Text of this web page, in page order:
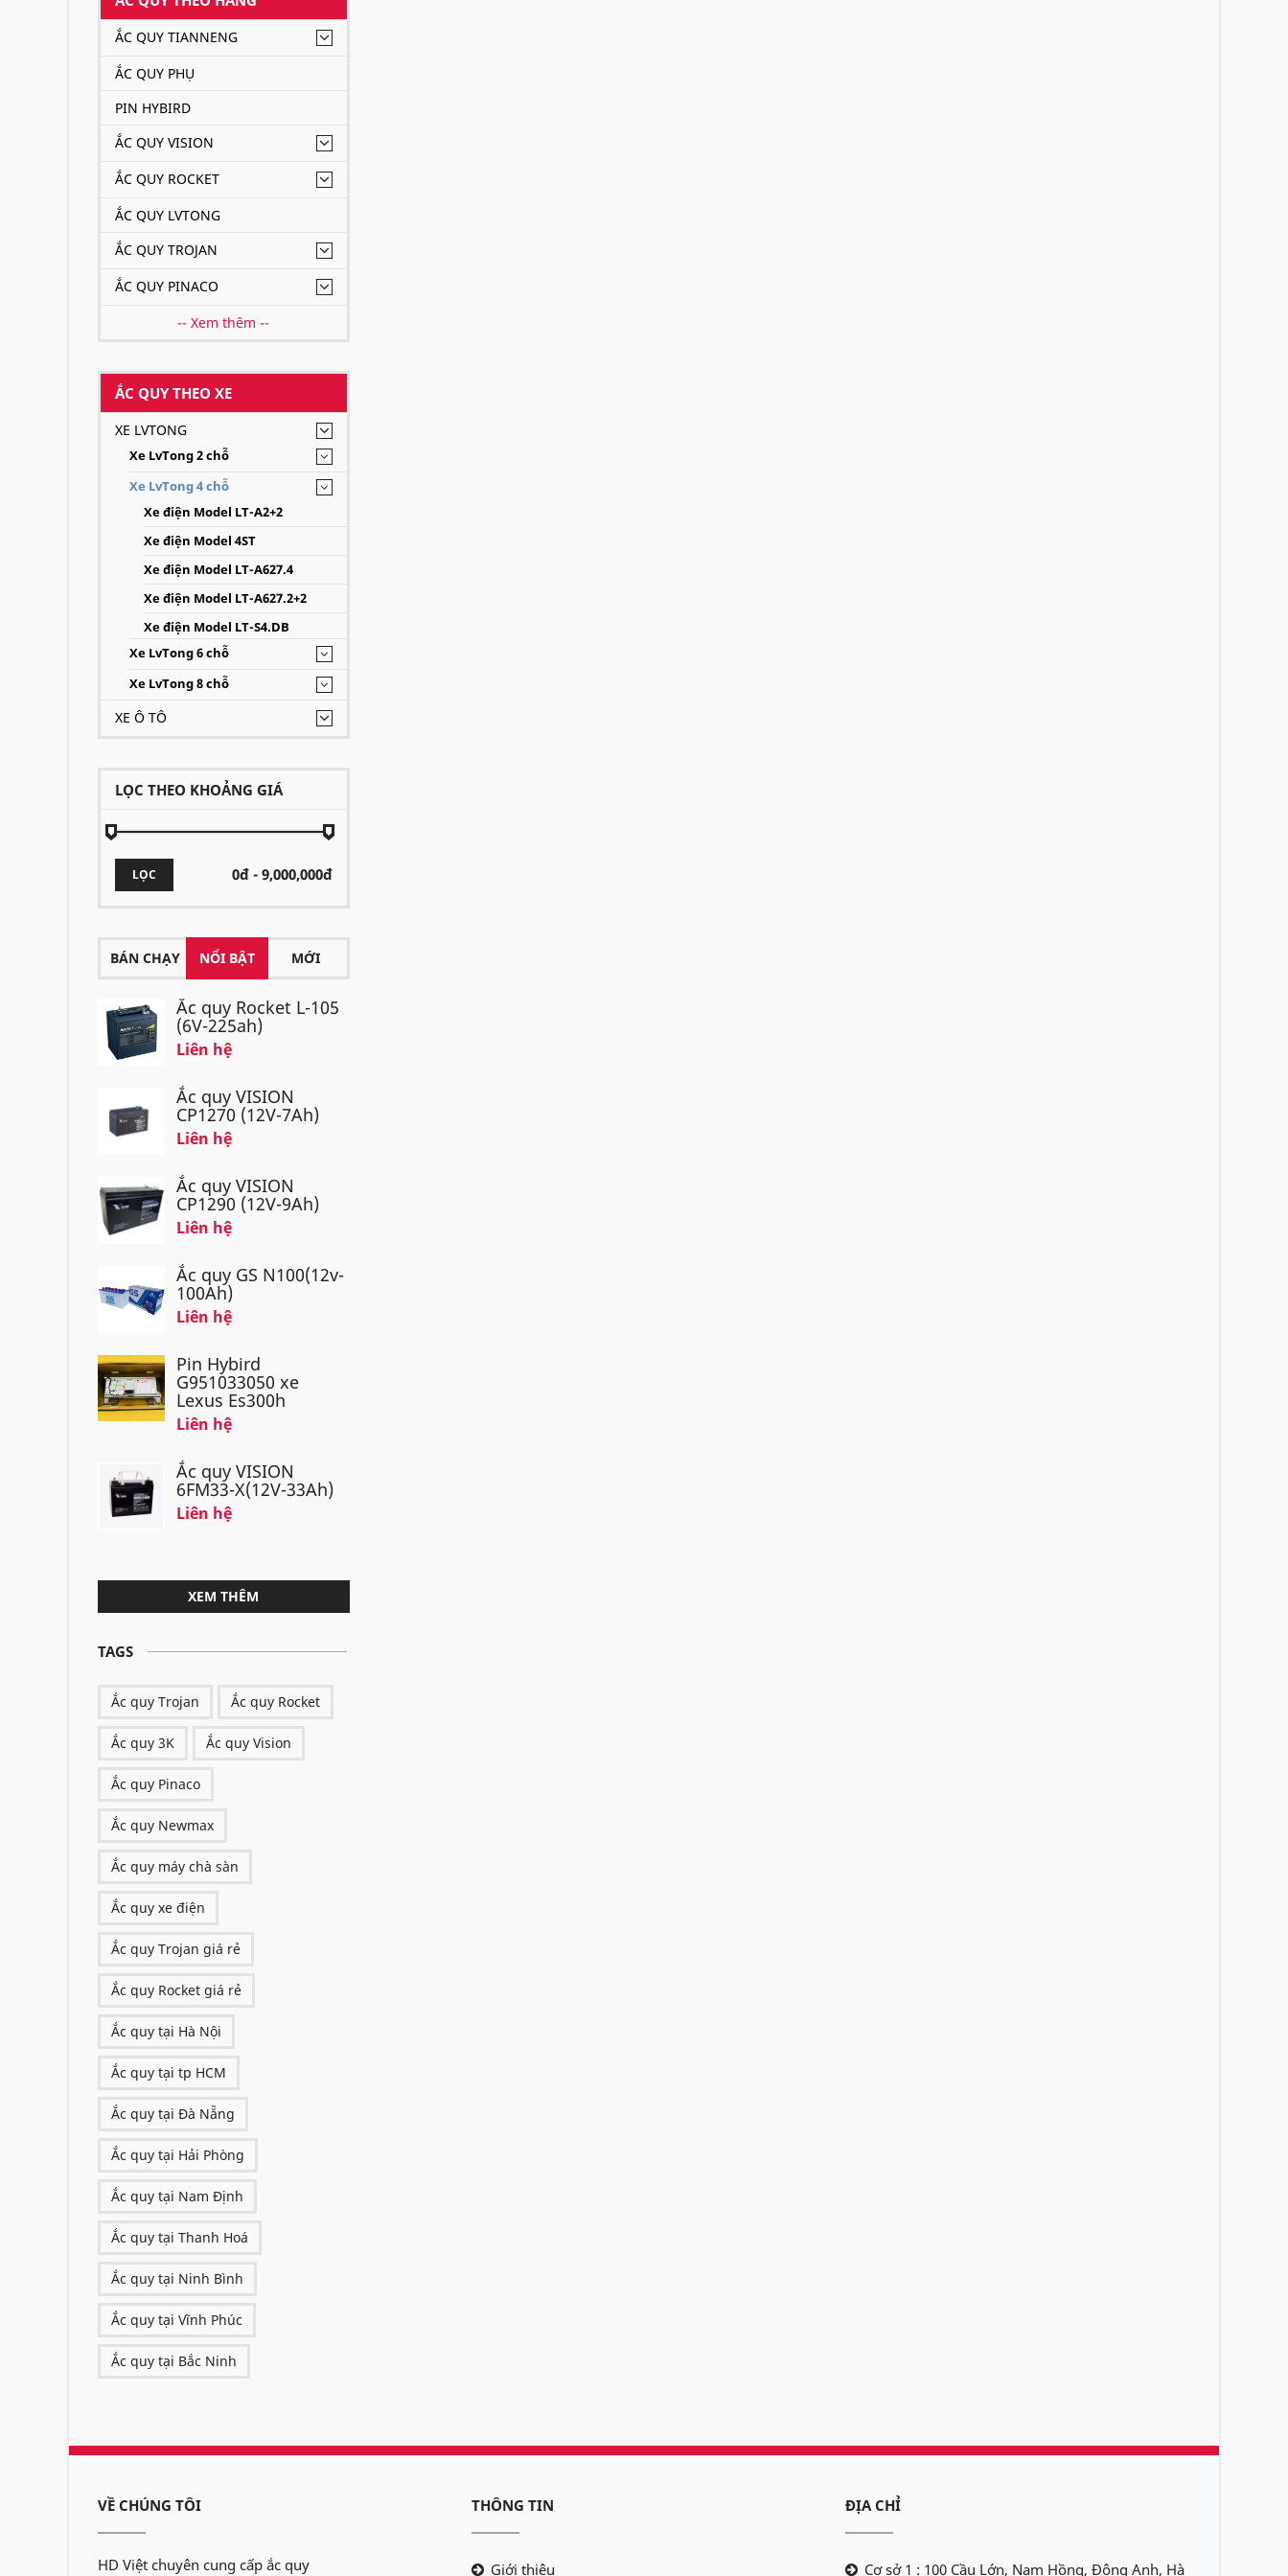
ẮC QUY TIANNENG
ẮC QUY PHỤ
PIN HYBIRD
ẮC QUY VISION
ẮC QUY ROCKET
ẮC QUY LVTONG
ẮC QUY TROJAN
ẮC QUY PINACO
-- Xem thêm --
ẮC QUY THEO XE
XE LVTONG
Xe LvTong 2 chỗ
Xe LvTong 4 chỗ
Xe điện Model LT-A2+2
Xe điện Model 4ST
Xe điện Model LT-A627.4
Xe điện Model LT-A627.2+2
Xe điện Model LT-S4.DB
Xe LvTong 6 chỗ
Xe LvTong 8 chỗ
XE Ô TÔ
LỌC THEO KHOẢNG GIÁ
LỌC
BÁN CHẠY NỔI BẬT MỚI
Ắc quy Rocket L-105
(6V-225ah)
Liên hệ
Ắc quy VISION
CP1270 (12V-7Ah)
Liên hệ
Ắc quy VISION
CP1290 (12V-9Ah)
Liên hệ
Ắc quy GS N100(12v-
100Ah)
Liên hệ
Pin Hybird
G951033050 xe
Lexus Es300h
Liên hệ
Ắc quy VISION
6FM33-X(12V-33Ah)
Liên hệ
XEM THÊM
TAGS
Ắc quy Trojan Ắc quy Rocket
Ắc quy 3K Ắc quy Vision
Ắc quy Pinaco
Ắc quy Newmax
Ắc quy máy chà sàn
Ắc quy xe điện
Ắc quy Trojan giá rẻ
Ắc quy Rocket giá rẻ
Ắc quy tại Hà Nội
Ắc quy tại tp HCM
Ắc quy tại Đà Nẵng
Ắc quy tại Hải Phòng
Ắc quy tại Nam Định
Ắc quy tại Thanh Hoá
Ắc quy tại Ninh Bình
Ắc quy tại Vĩnh Phúc
Ắc quy tại Bắc Ninh
VỀ CHÚNG TÔI
HD Việt chuyên cung cấp ắc quy
THÔNG TIN
Giới thiệu
ĐỊA CHỈ
Cơ sở 1 : 100 Cầu Lớn, Nam Hồng, Đông Anh, Hà